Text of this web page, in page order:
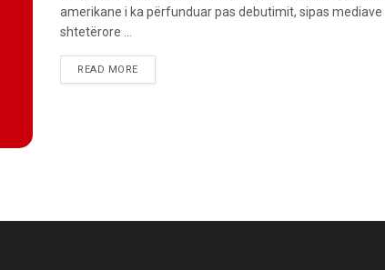
amerikane i ka përfunduar pas debutimit, sipas mediave
shtetërore ...
READ MORE